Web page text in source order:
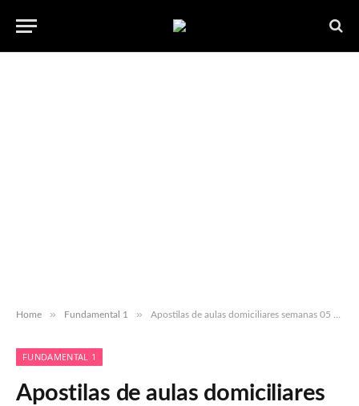
Home » Fundamental 1 » Apostilas de aulas domiciliares semanas 05 ”“ EJA 1 e 2 completo ”“ para baixar gratuito em PDF
FUNDAMENTAL 1
Apostilas de aulas domiciliares